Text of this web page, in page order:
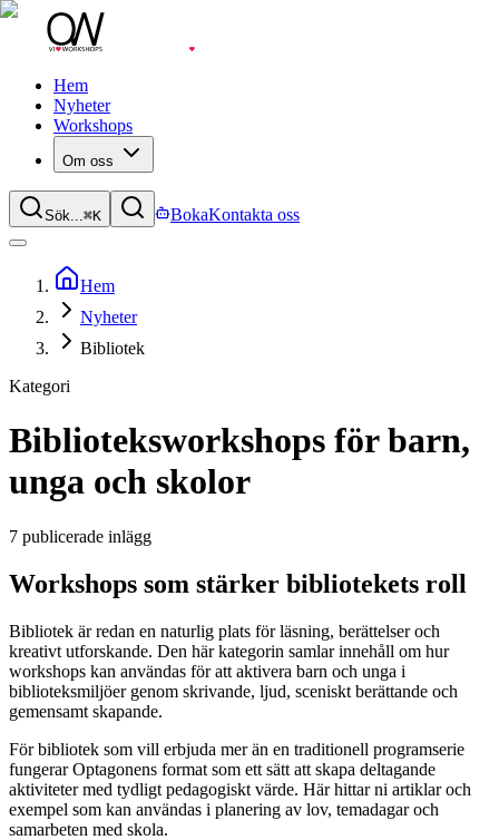
Hem
Nyheter
Workshops
Om oss
Sök...⌘K BokaKontakta oss
Hem
Nyheter
Bibliotek
Kategori
Biblioteksworkshops för barn,
unga och skolor
7 publicerade inlägg
Workshops som stärker bibliotekets roll
Bibliotek är redan en naturlig plats för läsning, berättelser och
kreativt utforskande. Den här kategorin samlar innehåll om hur
workshops kan användas för att aktivera barn och unga i
biblioteksmiljöer genom skrivande, ljud, sceniskt berättande och
gemensamt skapande.
För bibliotek som vill erbjuda mer än en traditionell programserie
fungerar Optagonens format som ett sätt att skapa deltagande
aktiviteter med tydligt pedagogiskt värde. Här hittar ni artiklar och
exempel som kan användas i planering av lov, temadagar och
samarbeten med skola.